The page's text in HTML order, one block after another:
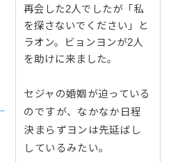
再会した2人でしたが「私
を探さないでください」と
ラオン。ビョンヨンが2人
を助けに来ました。
セジャの婚姻が迫っている
のですが、なかなか日程
決まらずヨンは先延ばし
しているみたい。